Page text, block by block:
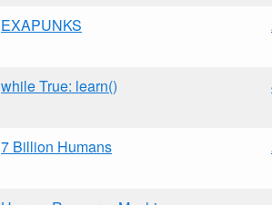
EXAPUNKS
while True: learn()
7 Billion Humans